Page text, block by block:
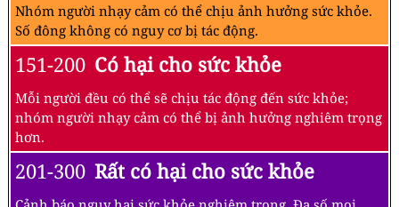
Nhóm người nhạy cảm có thể chịu ảnh hưởng sức khỏe.
Số đông không có nguy cơ bị tác động.
151-200 Có hại cho sức khỏe
Mỗi người đều có thể sẽ chịu tác động đến sức khỏe;
nhóm người nhạy cảm có thể bị ảnh hưởng nghiêm trọng
hơn.
201-300 Rất có hại cho sức khỏe